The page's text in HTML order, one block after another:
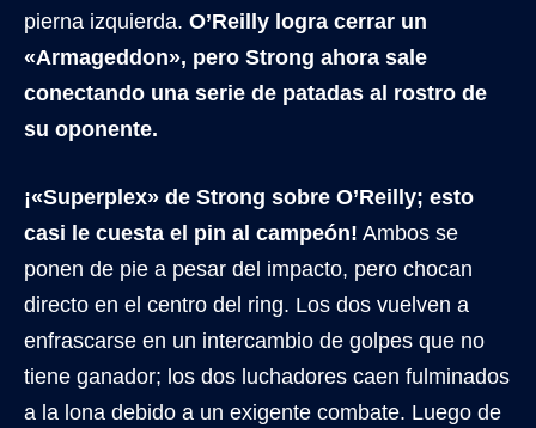
pierna izquierda. O’Reilly logra cerrar un
«Armageddon», pero Strong ahora sale
conectando una serie de patadas al rostro de
su oponente.
¡«Superplex» de Strong sobre O’Reilly; esto
casi le cuesta el pin al campeón! Ambos se
ponen de pie a pesar del impacto, pero chocan
directo en el centro del ring. Los dos vuelven a
enfrascarse en un intercambio de golpes que no
tiene ganador; los dos luchadores caen fulminados
a la lona debido a un exigente combate. Luego de